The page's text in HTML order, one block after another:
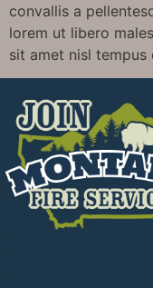
convallis a
lorem ut libero
sit amet nisl tempus